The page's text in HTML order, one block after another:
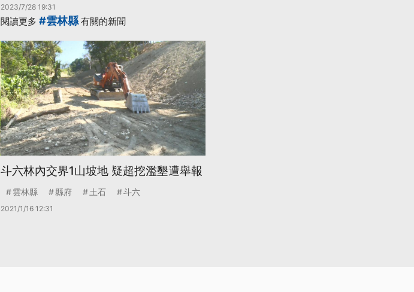
2023/7/28 19:31
閱讀更多 #雲林縣有關的新聞
斗六林內交界1山坡地 疑超挖濫墾遭舉報
雲林縣 縣府 土石 斗六
2021/1/16 12:31